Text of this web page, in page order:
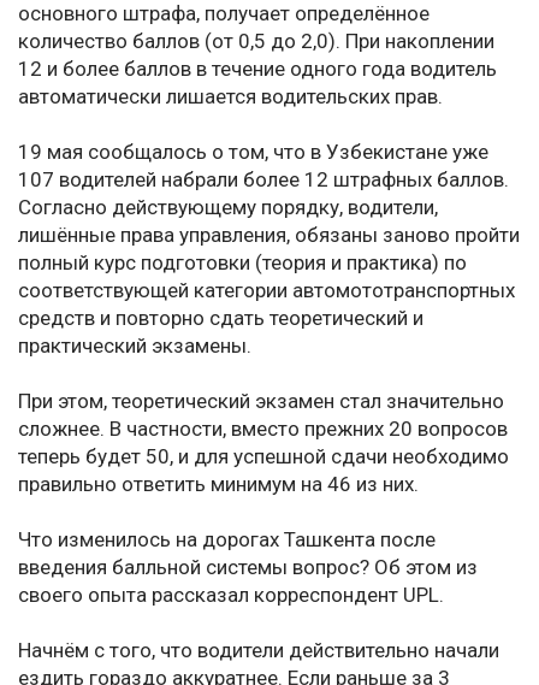
основного штрафа, получает определённое
количество баллов (от 0,5 до 2,0). При накоплении
12 и более баллов в течение одного года водитель
автоматически лишается водительских прав.
19 мая сообщалось о том, что в Узбекистане уже
107 водителей набрали более 12 штрафных баллов.
Согласно действующему порядку, водители,
лишённые права управления, обязаны заново пройти
полный курс подготовки (теория и практика) по
соответствующей категории автомототранспортных
средств и повторно сдать теоретический и
практический экзамены.
При этом, теоретический экзамен стал значительно
сложнее. В частности, вместо прежних 20 вопросов
теперь будет 50, и для успешной сдачи необходимо
правильно ответить минимум на 46 из них.
Что изменилось на дорогах Ташкента после
введения балльной системы вопрос? Об этом из
своего опыта рассказал корреспондент UPL.
Начнём с того, что водители действительно начали
ездить гораздо аккуратнее. Если раньше за 3